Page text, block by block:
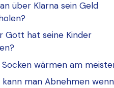
über Klarna sein Geld
Gott hat seine Kinder
wärmen am
kann man Abnehmen wenn